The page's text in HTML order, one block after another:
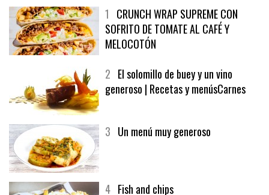
1CRUNCH WRAP SUPREME CON
SOFRITO DE TOMATE AL CAFÉ Y
MELOCOTÓN
2El solomillo de buey y un vino